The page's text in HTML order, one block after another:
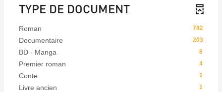
TYPE DE DOCUMENT
782
Roman
203
Documentaire
8
BD - Manga
4
Premier roman
1
Conte
1
Livre ancien